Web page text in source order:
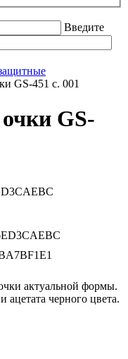
Введите
GS-451 c. 001
GS-
актуальной формы.
ацетата черного цвета.